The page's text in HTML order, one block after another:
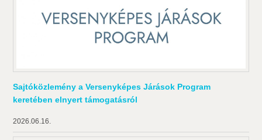
Sajtóközlemény a Versenyképes Járások Program
keretében elnyert támogatásról
2026.06.16.